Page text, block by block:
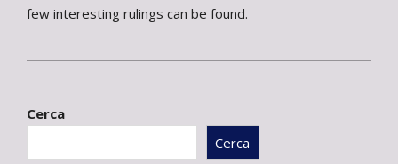
few interesting rulings can be found.
26
Cerca
Cerca